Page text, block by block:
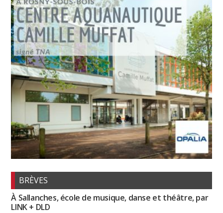
BRÈVES
À Sallanches, école de musique, danse et théâtre, par
LINK + DLD